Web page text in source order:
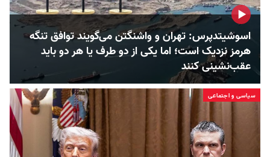
اسوشیتدپرس: تهران و واشنگتن می‌گویند توافق تنگه
هرمز نزدیک است؛ اما یکی از دو طرف یا هر دو باید
عقب‌نشینی کنند
سیاسی و اجتماعی